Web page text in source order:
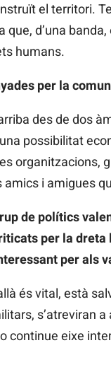
el territori.
que, d’una
humans.
per la
des de dos
possibilitat
organitzacions,
amics i amigues
de polítics
per la dreta
per als
és vital, està
s’atreviran
continue eixe